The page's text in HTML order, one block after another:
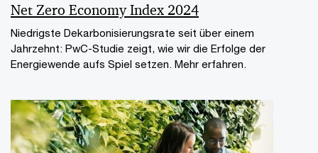
Net Zero Economy Index 2024
Niedrigste Dekarbonisierungsrate seit über einem
Jahrzehnt: PwC-Studie zeigt, wie wir die Erfolge der
Energiewende aufs Spiel setzen. Mehr erfahren.